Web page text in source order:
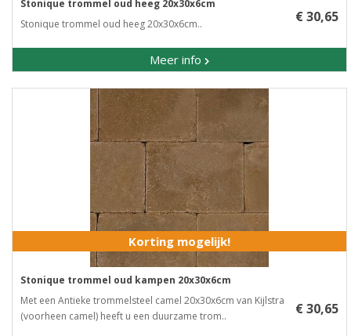
Stonique trommel oud heeg 20x30x6cm
Stonique trommel oud heeg 20x30x6cm..
Meer info
€ 30,65
Korting mogelijk!
Stonique trommel oud kampen 20x30x6cm
Met een Antieke trommelsteel camel 20x30x6cm van Kijlstra
(voorheen camel) heeft u een duurzame trom..
€ 30,65